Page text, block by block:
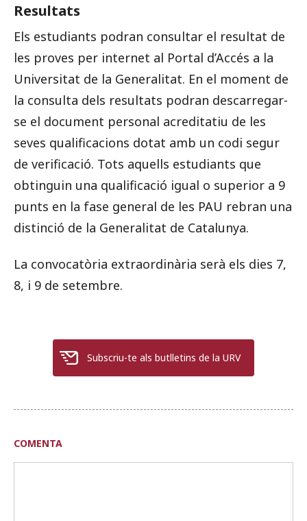
Resultats
Els estudiants podran consultar el resultat de
les proves per internet al Portal d’Accés a la
Universitat de la Generalitat. En el moment de
la consulta dels resultats podran descarregar-
se el document personal acreditatiu de les
seves qualificacions dotat amb un codi segur
de verificació. Tots aquells estudiants que
obtinguin una qualificació igual o superior a 9
punts en la fase general de les PAU rebran una
distinció de la Generalitat de Catalunya.
La convocatòria extraordinària serà els dies 7,
8, i 9 de setembre.
Subscriu-te als butlletins de la URV
COMENTA